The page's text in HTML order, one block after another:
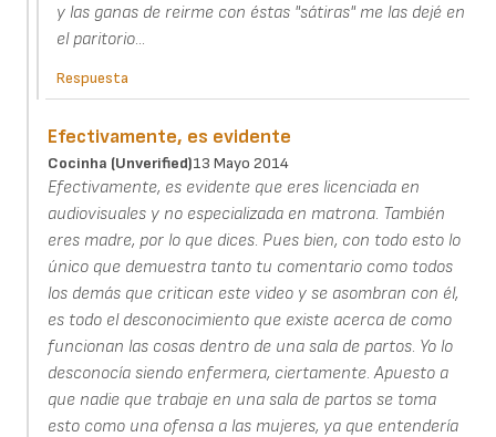
y las ganas de reirme con éstas "sátiras" me las dejé en
el paritorio...
Respuesta
Efectivamente, es evidente
Cocinha (unverified)13 Mayo 2014
Efectivamente, es evidente que eres licenciada en
audiovisuales y no especializada en matrona. También
eres madre, por lo que dices. Pues bien, con todo esto lo
único que demuestra tanto tu comentario como todos
los demás que critican este video y se asombran con él,
es todo el desconocimiento que existe acerca de como
funcionan las cosas dentro de una sala de partos. Yo lo
desconocía siendo enfermera, ciertamente. Apuesto a
que nadie que trabaje en una sala de partos se toma
esto como una ofensa a las mujeres, ya que entendería